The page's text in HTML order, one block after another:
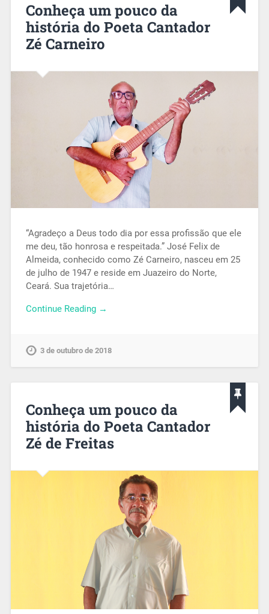
Conheça um pouco da
história do Poeta Cantador
Zé Carneiro
“Agradeço a Deus todo dia por essa profissão que ele
me deu, tão honrosa e respeitada.” José Felix de
Almeida, conhecido como Zé Carneiro, nasceu em 25
de julho de 1947 e reside em Juazeiro do Norte,
Ceará. Sua trajetória…
Continue Reading →
3 de outubro de 2018
Conheça um pouco da
história do Poeta Cantador
Zé de Freitas